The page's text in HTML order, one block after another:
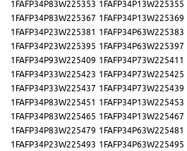
1FAFP34P83W225353 1FAFP34P13W225355
1FAFP34P83W225367 1FAFP34P13W225369
1FAFP34P23W225381 1FAFP34P63W225383
1FAFP34P23W225395 1FAFP34P63W225397
1FAFP34P93W225409 1FAFP34P73W225411
1FAFP34P33W225423 1FAFP34P73W225425
1FAFP34P33W225437 1FAFP34P73W225439
1FAFP34P83W225451 1FAFP34P13W225453
1FAFP34P83W225465 1FAFP34P13W225467
1FAFP34P83W225479 1FAFP34P63W225481
1FAFP34P23W225493 1FAFP34P63W225495